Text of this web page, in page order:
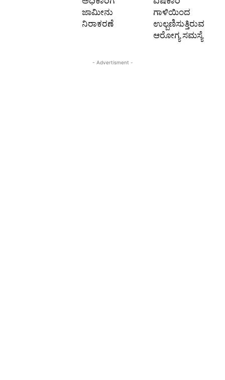
ಜಾಮೀನು
ನಿರಾಕರಣೆ
ಗಾಳಿಯಿಂದ
ಉಲ್ಬಣಿಸುತ್ತಿರುವ
ಆರೋಗ್ಯ ಸಮಸ್ಯೆ
- Advertisment -